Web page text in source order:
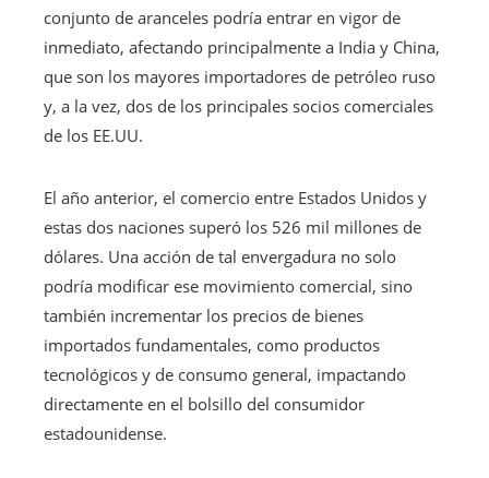
conjunto de aranceles podría entrar en vigor de
inmediato, afectando principalmente a India y China,
que son los mayores importadores de petróleo ruso
y, a la vez, dos de los principales socios comerciales
de los EE.UU.
El año anterior, el comercio entre Estados Unidos y
estas dos naciones superó los 526 mil millones de
dólares. Una acción de tal envergadura no solo
podría modificar ese movimiento comercial, sino
también incrementar los precios de bienes
importados fundamentales, como productos
tecnológicos y de consumo general, impactando
directamente en el bolsillo del consumidor
estadounidense.